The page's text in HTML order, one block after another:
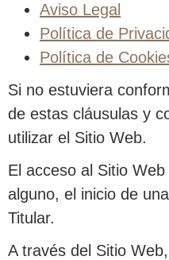
Aviso Legal
Política de
Política de
Si no estuviera
de estas cláusulas y
utilizar el Sitio Web.
El acceso al Sitio
alguno, el inicio de
Titular.
A través del Sitio